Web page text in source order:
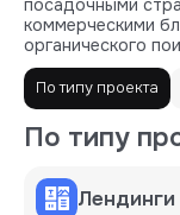
посадочными
коммерческими
органического
По типу проекта
По типу
Лендинги